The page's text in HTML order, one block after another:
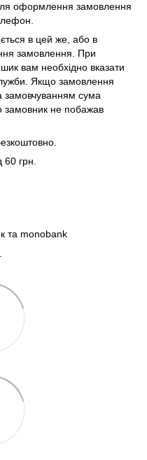
оформлення замовлення
в цей же, або в
замовлення. При
вам необхідно вказати
Якщо замовлення
замовчуванням сума
замовник не побажав
грн.
та monobank